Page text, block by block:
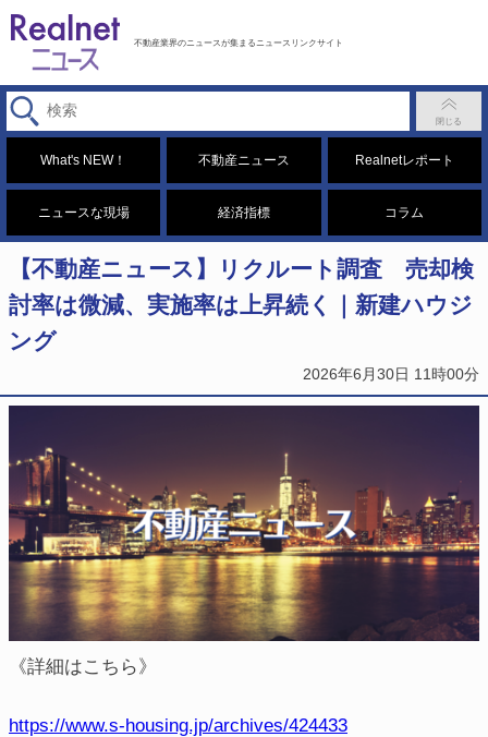
不動産業界のニュースが集まるニュースリンクサイト
What's NEW！ 不動産ニュース Realnetレポート
ニュースな現場 経済指標 コラム
【不動産ニュース】リクルート調査 売却検
討率は微減、実施率は上昇続く｜新建ハウジ
ング
2026年6月30日 11時00分
《詳細はこちら》
https://www.s-housing.jp/archives/424433